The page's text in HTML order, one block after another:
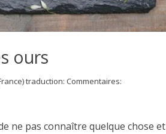
ours
traduction: Commentaires:
ne pas connaître quelque chose et